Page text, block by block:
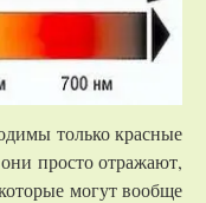
только красные
просто отражают,
могут вообще